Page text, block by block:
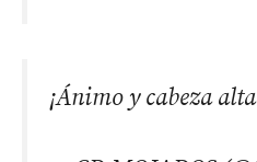
¡Ánimo y cabeza